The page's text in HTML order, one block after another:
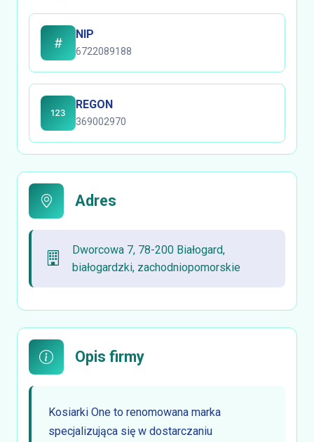
NIP
6722089188
REGON
369002970
Adres
Dworcowa 7, 78-200 Białogard,
białogardzki, zachodniopomorskie
Opis firmy
Kosiarki One to renomowana marka
specjalizująca się w dostarczaniu